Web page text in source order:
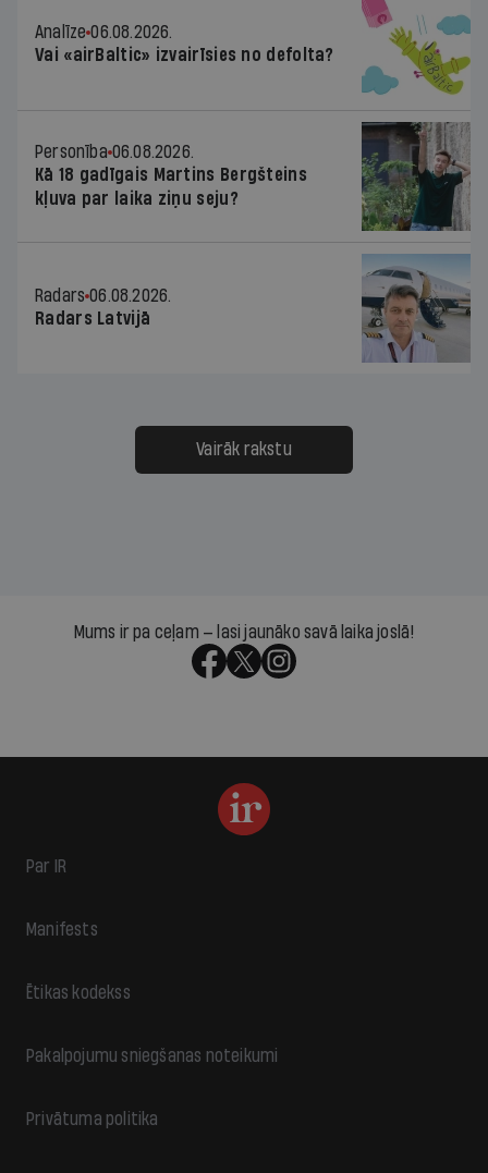
Analīze 06.08.2026.
Vai «airBaltic» izvairīsies no defolta?
Personība 06.08.2026.
Kā 18 gadīgais Martins Bergšteins
kļuva par laika ziņu seju?
Radars 06.08.2026.
Radars Latvijā
Vairāk rakstu
Mums ir pa ceļam — lasi jaunāko savā laika joslā!
Par IR
Manifests
Ētikas kodekss
Pakalpojumu sniegšanas noteikumi
Privātuma politika